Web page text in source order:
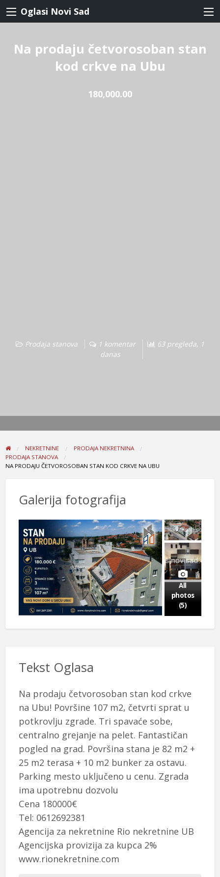
Oglasi Novi Sad
Na prodaju četvorosoban stan
kod crkve na Ubu
180,000.00
Prodaja stanova 1 komentar
63 pregleda, 1
danas
NEKRETNINE
PRODAJA NEKRETNINA
PRODAJA STANOVA
NA PRODAJU ČETVOROSOBAN STAN KOD CRKVE NA UBU
Galerija fotografija
All
photos
(5)
Tekst Oglasa
Na prodaju četvorosoban stan kod crkve
na Ubu! Površine 107 m2, četvrti sprat u
potkrovlju zgrade. Tri spavaće sobe,
centralno grejanje na pelet. Fantastičan
pogled na grad. Površina stana je 82 m2 +
25 m2 terasa + 10 m2 bunker za ostavu.
Parking mesto uključeno u cenu. Zgrada
ima upotrebnu dozvolu
Cena 180000€
Tel: 0612692381
Agencija za nekretnine Rio nekretnine UB
Agencijska provizija za kupca 2%
www.rionekretnine.com